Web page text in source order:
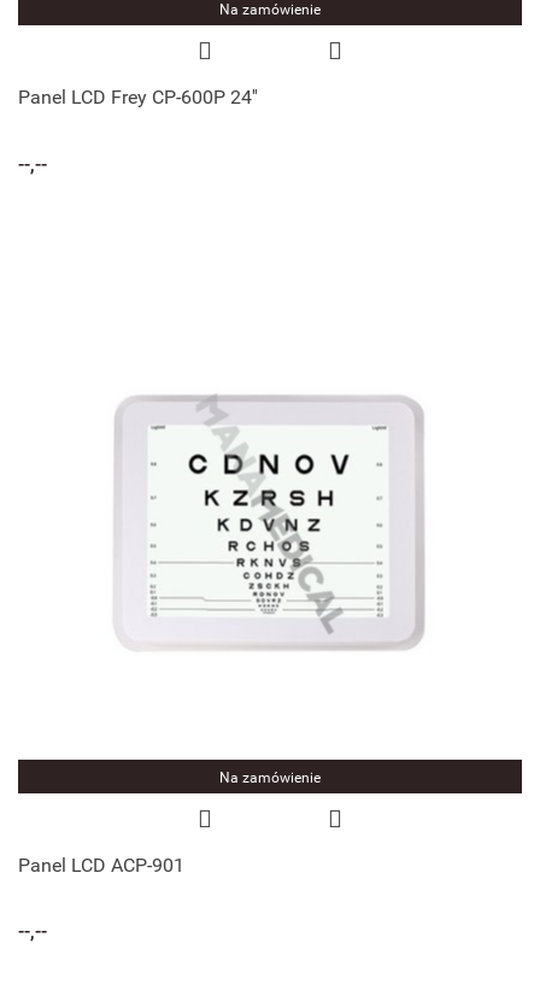
Na zamówienie
Panel LCD Frey CP-600P 24''
--,--
Na zamówienie
Panel LCD ACP-901
--,--